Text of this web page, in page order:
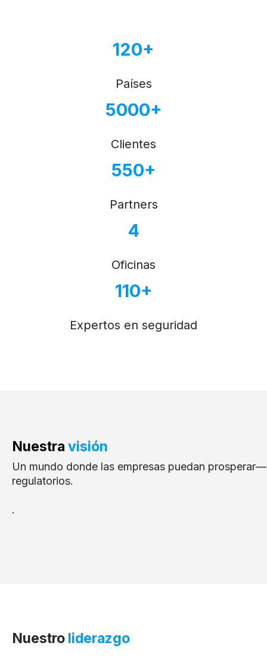
120+
Países
5000+
Clientes
550+
Partners
4
Oficinas
110+
Expertos en seguridad
Nuestra visión
Un mundo donde las empresas puedan
regulatorios.
.
Nuestro liderazgo